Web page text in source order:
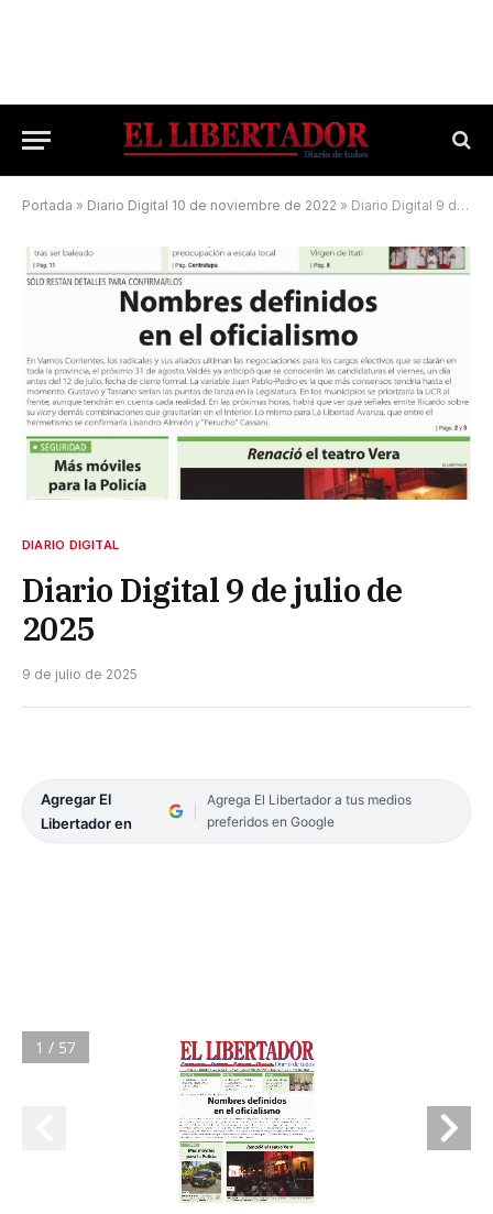
Portada » Diario Digital 10 de noviembre de 2022 » Diario Digital 9 de julio de 2025
DIARIO DIGITAL
Diario Digital 9 de julio de
2025
9 de julio de 2025
Agregar El
Libertador en
Agrega El Libertador a tus medios
preferidos en Google
1 / 57